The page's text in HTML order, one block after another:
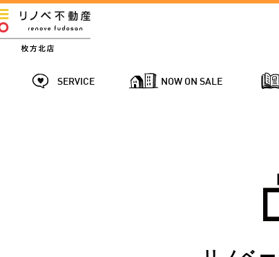
SERVICE NOW ON SALE